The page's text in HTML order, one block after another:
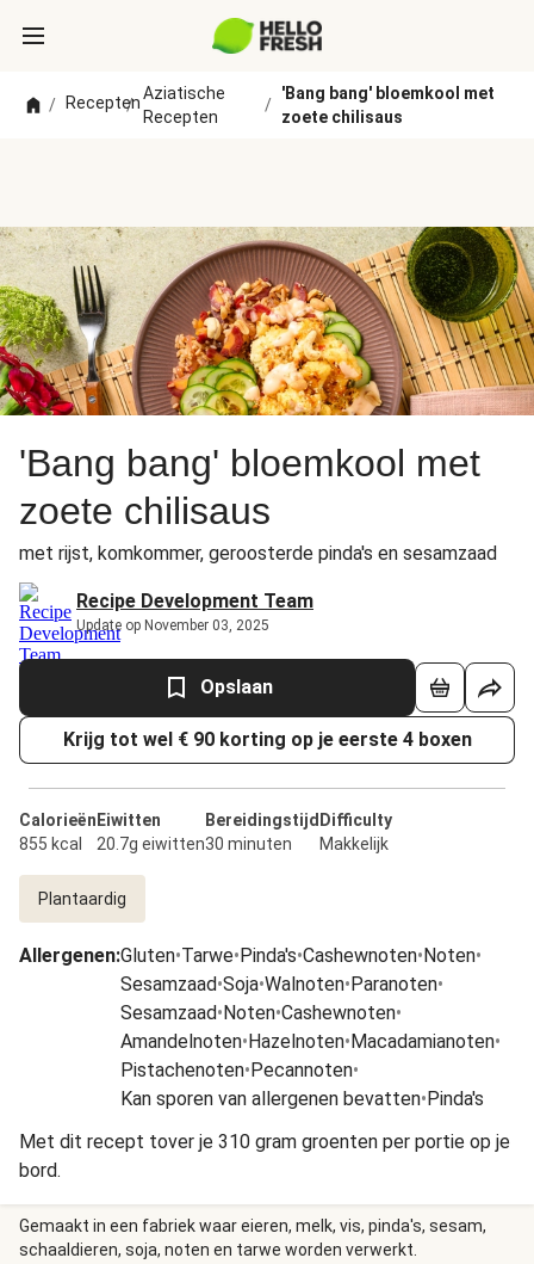
/ Recepten
/
Aziatische
Recepten
/
'Bang bang' bloemkool met
zoete chilisaus
'Bang bang' bloemkool met
zoete chilisaus
met rijst, komkommer, geroosterde pinda's en sesamzaad
Recipe Development Team
Update op November 03, 2025
Opslaan
Krijg tot wel € 90 korting op je eerste 4 boxen
Calorieën
855 kcal
Eiwitten
20.7g eiwitten
Bereidingstijd
30 minuten
Difficulty
Makkelijk
Plantaardig
Allergenen:Gluten•Tarwe•Pinda's•Cashewnoten•Noten•
Sesamzaad•Soja•Walnoten•Paranoten•
Sesamzaad•Noten•Cashewnoten•
Amandelnoten•Hazelnoten•Macadamianoten•
Pistachenoten•Pecannoten•
Kan sporen van allergenen bevatten•Pinda's
Met dit recept tover je 310 gram groenten per portie op je
bord.
Gemaakt in een fabriek waar eieren, melk, vis, pinda's, sesam,
schaaldieren, soja, noten en tarwe worden verwerkt.